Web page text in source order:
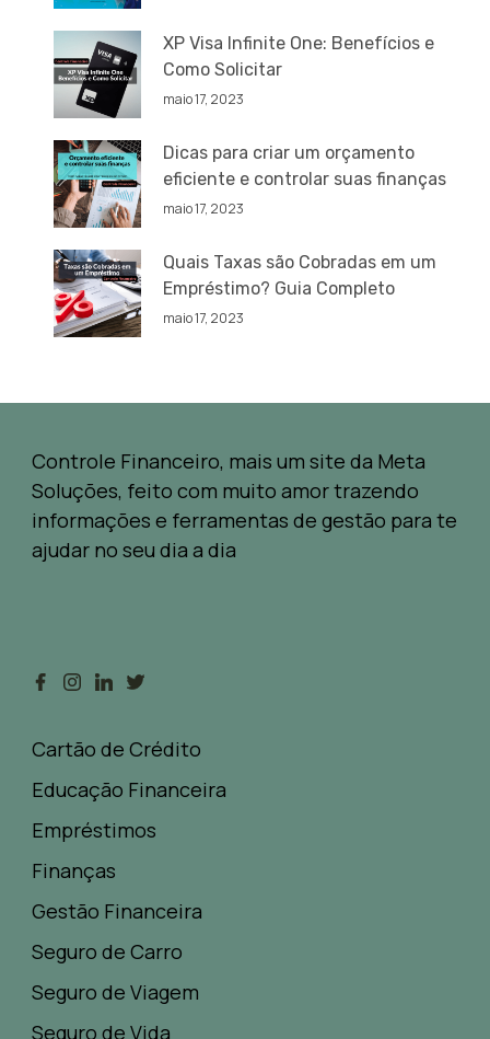
XP Visa Infinite One: Benefícios e
Como Solicitar
maio 17, 2023
Dicas para criar um orçamento
eficiente e controlar suas finanças
maio 17, 2023
Quais Taxas são Cobradas em um
Empréstimo? Guia Completo
maio 17, 2023
Controle Financeiro, mais um site da Meta
Soluções, feito com muito amor trazendo
informações e ferramentas de gestão para te
ajudar no seu dia a dia
Cartão de Crédito
Educação Financeira
Empréstimos
Finanças
Gestão Financeira
Seguro de Carro
Seguro de Viagem
Seguro de Vida